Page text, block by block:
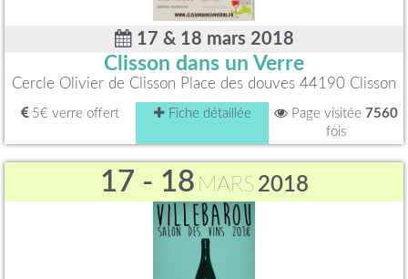
17 & 18 mars 2018
Clisson dans un Verre
Cercle Olivier de Clisson Place des douves 44190 Clisson
5€ verre offert Fiche détaillée Page visitée 7560
fois
17 - 18 MARS 2018